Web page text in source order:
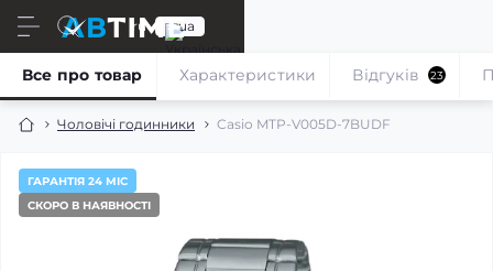
ru ua
Чоловічі годинники Casio MTP-V005D-7BUDF
Все про товар Характеристики Відгуків 23
ГАРАНТІЯ 24 МІС
СКОРО В НАЯВНОСТІ